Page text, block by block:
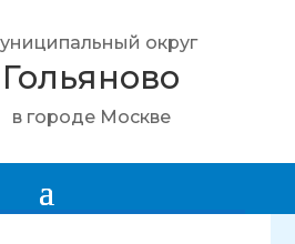
округ
Гольяново
в городе Москве